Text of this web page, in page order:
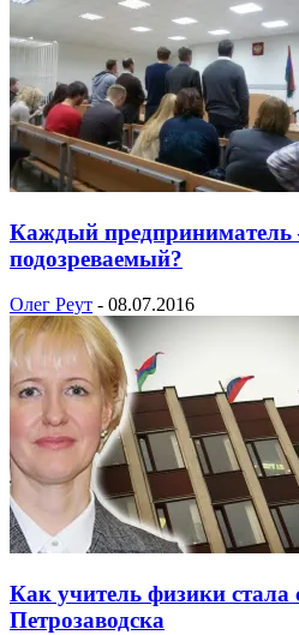
Каждый предприниматель
подозреваемый?
Олег Реут - 08.07.2016
Как учитель физики стала
Петрозаводска